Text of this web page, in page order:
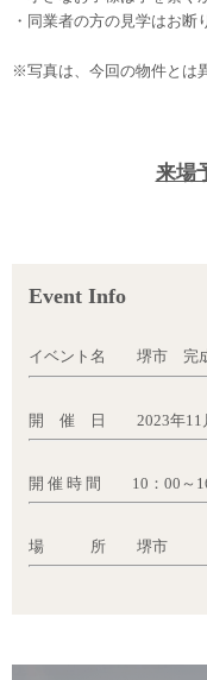
・同業者の方の見学はお断
※写真は、今回の物件とは
来場
Event Info
イベント名 堺市 完
開 催 日 2023年11
開 催 時 間 10：00～
場 所 堺